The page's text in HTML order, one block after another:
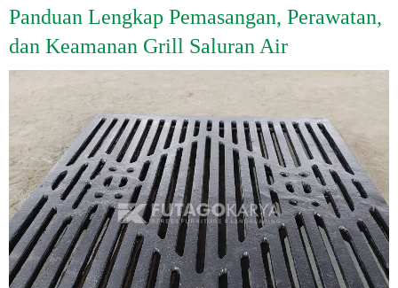
Panduan Lengkap Pemasangan, Perawatan,
dan Keamanan Grill Saluran Air